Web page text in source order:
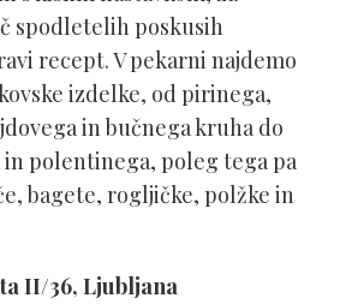
spodletelih poskusih
recept. V pekarni najdemo
izdelke, od pirinega,
in bučnega kruha do
polentinega, poleg tega pa
bagete, rogljičke, polžke in
II/36, Ljubljana